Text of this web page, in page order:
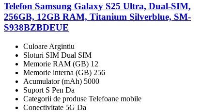
Telefon Samsung Galaxy S25 Ultra, Dual-SIM,
256GB, 12GB RAM, Titanium Silverblue, SM-
S938BZBDEUE
Culoare Argintiu
Sloturi SIM Dual SIM
Memorie RAM (GB) 12
Memorie interna (GB) 256
Acumulator (mAh) 5000
Suport S Pen Da
Categorii de produse Telefoane mobile
Conectivitate 5G Da